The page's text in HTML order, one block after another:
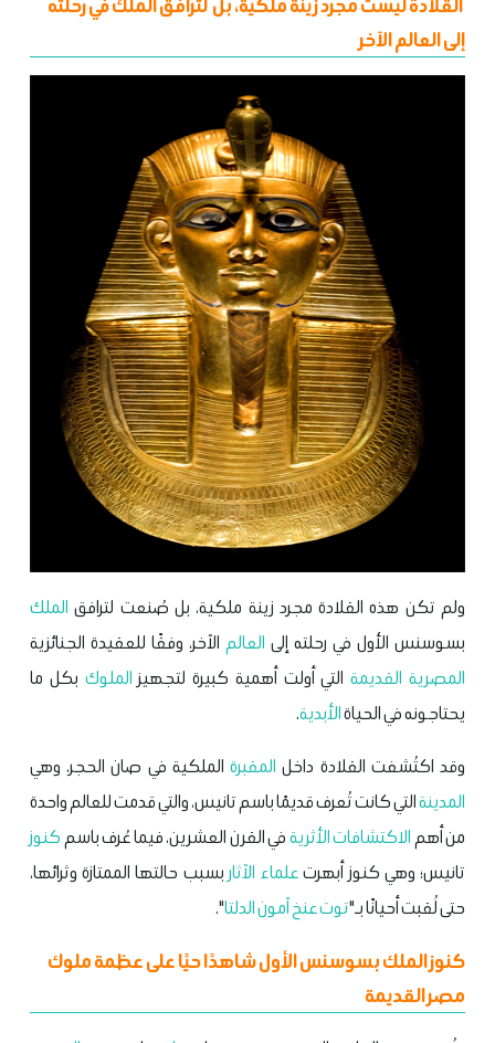
إلى العالم الآخر
ولم تكن هذه القلادة مجرد زينة ملكية، بل صُنعت لترافق الملك
بسوسنس الأول في رحلته إلى العالم الآخر، وفقًا للعقيدة الجنائزية
المصرية القديمةالتي أولت أهمية كبيرة لتجهيز الملوك بكل ما
يحتاجونه في الحياةالأبدية.
وقد اكتُشفت القلادة داخل المقبرةالملكية في صان الحجر، وهي
المدينةالتي كانت تُعرف قديمًا باسم تانيس، والتي قدمت للعالم واحدة
من أهم الاكتشافات الأثريةفي القرن العشرين، فيما عُرف باسم كنوز
تانيس؛ وهي كنوز أبهرتعلماء الآثار بسبب حالتها الممتازة وثرائها،
حتى لُقبت أحيانًا بـ"توت عنخ آمونالدلتا".
كنوز الملك بسوسنس الأول شاهدًا حيًا على عظمة ملوك
مصر القديمة